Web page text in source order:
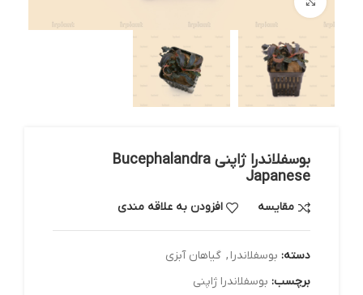
بوسفلاندرا ژاپنی Bucephalandra
Japanese
مقایسه افزودن به علاقه مندی
دسته: بوسفلاندرا , گیاهان آبزی
برچسب: بوسفلاندرا ژاپنی